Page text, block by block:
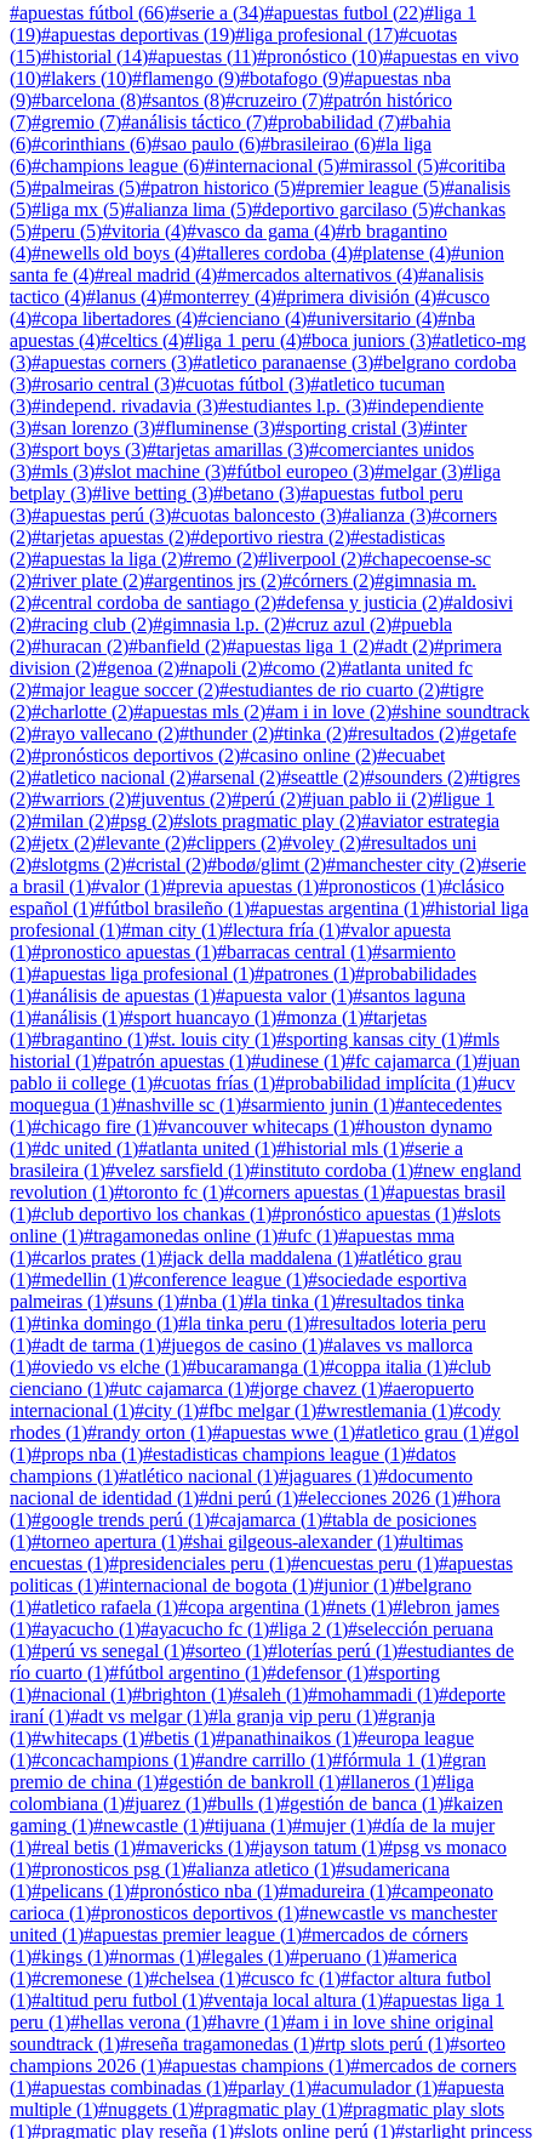
#apuestas fútbol (66)#serie a (34)#apuestas futbol (22)#liga 1
(19)#apuestas deportivas (19)#liga profesional (17)#cuotas
(15)#historial (14)#apuestas (11)#pronóstico (10)#apuestas en vivo
(10)#lakers (10)#flamengo (9)#botafogo (9)#apuestas nba
(9)#barcelona (8)#santos (8)#cruzeiro (7)#patrón histórico
(7)#gremio (7)#análisis táctico (7)#probabilidad (7)#bahia
(6)#corinthians (6)#sao paulo (6)#brasileirao (6)#la liga
(6)#champions league (6)#internacional (5)#mirassol (5)#coritiba
(5)#palmeiras (5)#patron historico (5)#premier league (5)#analisis
(5)#liga mx (5)#alianza lima (5)#deportivo garcilaso (5)#chankas
(5)#peru (5)#vitoria (4)#vasco da gama (4)#rb bragantino
(4)#newells old boys (4)#talleres cordoba (4)#platense (4)#union
santa fe (4)#real madrid (4)#mercados alternativos (4)#analisis
tactico (4)#lanus (4)#monterrey (4)#primera división (4)#cusco
(4)#copa libertadores (4)#cienciano (4)#universitario (4)#nba
apuestas (4)#celtics (4)#liga 1 peru (4)#boca juniors (3)#atletico-mg
(3)#apuestas corners (3)#atletico paranaense (3)#belgrano cordoba
(3)#rosario central (3)#cuotas fútbol (3)#atletico tucuman
(3)#independ. rivadavia (3)#estudiantes l.p. (3)#independiente
(3)#san lorenzo (3)#fluminense (3)#sporting cristal (3)#inter
(3)#sport boys (3)#tarjetas amarillas (3)#comerciantes unidos
(3)#mls (3)#slot machine (3)#fútbol europeo (3)#melgar(3)#liga
betplay (3)#live betting (3)#betano (3)#apuestas futbol peru
(3)#apuestas perú (3)#cuotas baloncesto (3)#alianza (3)#corners
(2)#tarjetas apuestas (2)#deportivo riestra (2)#estadisticas
(2)#apuestas la liga (2)#remo (2)#liverpool (2)#chapecoense-sc
(2)#river plate (2)#argentinos jrs (2)#córners (2)#gimnasia m.
(2)#central cordoba de santiago (2)#defensa y justicia (2)#aldosivi
(2)#racing club (2)#gimnasia l.p. (2)#cruz azul (2)#puebla
(2)#huracan (2)#banfield (2)#apuestas liga 1 (2)#adt (2)#primera
division (2)#genoa (2)#napoli (2)#como (2)#atlanta united fc
(2)#major league soccer(2)#estudiantes de rio cuarto (2)#tigre
(2)#charlotte (2)#apuestas mls (2)#am i in love (2)#shine soundtrack
(2)#rayo vallecano (2)#thunder(2)#tinka (2)#resultados (2)#getafe
(2)#pronósticos deportivos (2)#casino online (2)#ecuabet
(2)#atletico nacional (2)#arsenal (2)#seattle (2)#sounders (2)#tigres
(2)#warriors (2)#juventus (2)#perú (2)#juan pablo ii (2)#ligue 1
(2)#milan (2)#psg (2)#slots pragmatic play (2)#aviator estrategia
(2)#jetx (2)#levante (2)#clippers (2)#voley (2)#resultados uni
(2)#slotgms (2)#cristal (2)#bodø/glimt (2)#manchester city (2)#serie
a brasil (1)#valor(1)#previa apuestas (1)#pronosticos (1)#clásico
español (1)#fútbol brasileño (1)#apuestas argentina (1)#historial liga
profesional (1)#man city (1)#lectura fría (1)#valor apuesta
(1)#pronostico apuestas (1)#barracas central (1)#sarmiento
(1)#apuestas liga profesional (1)#patrones (1)#probabilidades
(1)#análisis de apuestas (1)#apuesta valor(1)#santos laguna
(1)#análisis (1)#sport huancayo (1)#monza (1)#tarjetas
(1)#bragantino (1)#st. louis city (1)#sporting kansas city (1)#mls
historial (1)#patrón apuestas (1)#udinese (1)#fc cajamarca (1)#juan
pablo ii college (1)#cuotas frías (1)#probabilidad implícita (1)#ucv
moquegua (1)#nashville sc (1)#sarmiento junin (1)#antecedentes
(1)#chicago fire (1)#vancouver whitecaps (1)#houston dynamo
(1)#dc united (1)#atlanta united (1)#historial mls (1)#serie a
brasileira (1)#velez sarsfield (1)#instituto cordoba (1)#new england
revolution (1)#toronto fc (1)#corners apuestas (1)#apuestas brasil
(1)#club deportivo los chankas (1)#pronóstico apuestas (1)#slots
online (1)#tragamonedas online (1)#ufc (1)#apuestas mma
(1)#carlos prates (1)#jack della maddalena (1)#atlético grau
(1)#medellin (1)#conference league (1)#sociedade esportiva
palmeiras (1)#suns (1)#nba (1)#la tinka (1)#resultados tinka
(1)#tinka domingo (1)#la tinka peru (1)#resultados loteria peru
(1)#adt de tarma (1)#juegos de casino (1)#alaves vs mallorca
(1)#oviedo vs elche (1)#bucaramanga (1)#coppa italia (1)#club
cienciano (1)#utc cajamarca (1)#jorge chavez (1)#aeropuerto
internacional (1)#city (1)#fbc melgar(1)#wrestlemania (1)#cody
rhodes (1)#randy orton (1)#apuestas wwe (1)#atletico grau (1)#gol
(1)#props nba (1)#estadisticas champions league (1)#datos
champions (1)#atlético nacional (1)#jaguares (1)#documento
nacional de identidad (1)#dni perú (1)#elecciones 2026 (1)#hora
(1)#google trends perú (1)#cajamarca (1)#tabla de posiciones
(1)#torneo apertura (1)#shai gilgeous-alexander(1)#ultimas
encuestas (1)#presidenciales peru (1)#encuestas peru (1)#apuestas
politicas (1)#internacional de bogota (1)#junior(1)#belgrano
(1)#atletico rafaela (1)#copa argentina (1)#nets (1)#lebron james
(1)#ayacucho (1)#ayacucho fc (1)#liga 2 (1)#selección peruana
(1)#perú vs senegal (1)#sorteo (1)#loterías perú (1)#estudiantes de
río cuarto (1)#fútbol argentino (1)#defensor(1)#sporting
(1)#nacional (1)#brighton (1)#saleh (1)#mohammadi (1)#deporte
iraní(1)#adt vs melgar(1)#la granja vip peru (1)#granja
(1)#whitecaps (1)#betis (1)#panathinaikos (1)#europa league
(1)#concachampions (1)#andre carrillo (1)#fórmula 1 (1)#gran
premio de china (1)#gestión de bankroll (1)#llaneros (1)#liga
colombiana (1)#juarez (1)#bulls (1)#gestión de banca (1)#kaizen
gaming (1)#newcastle (1)#tijuana (1)#mujer(1)#día de la mujer
(1)#real betis (1)#mavericks (1)#jayson tatum (1)#psg vs monaco
(1)#pronosticos psg (1)#alianza atletico (1)#sudamericana
(1)#pelicans (1)#pronóstico nba (1)#madureira (1)#campeonato
carioca (1)#pronosticos deportivos (1)#newcastle vs manchester
united (1)#apuestas premier league (1)#mercados de córners
(1)#kings (1)#normas (1)#legales (1)#peruano (1)#america
(1)#cremonese (1)#chelsea (1)#cusco fc (1)#factor altura futbol
(1)#altitud peru futbol (1)#ventaja local altura (1)#apuestas liga 1
peru (1)#hellas verona (1)#havre (1)#am i in love shine original
soundtrack (1)#reseña tragamonedas (1)#rtp slots perú (1)#sorteo
champions 2026 (1)#apuestas champions (1)#mercados de corners
(1)#apuestas combinadas (1)#parlay (1)#acumulador(1)#apuesta
multiple (1)#nuggets (1)#pragmatic play (1)#pragmatic play slots
(1)#pragmatic play reseña (1)#slots online perú (1)#starlight princess